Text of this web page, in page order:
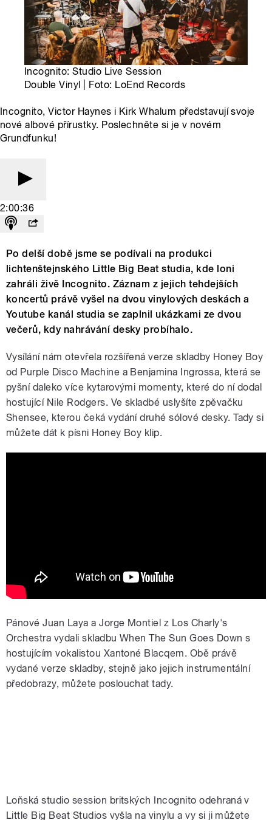
Incognito: Studio Live Session
Double Vinyl | Foto: LoEnd Records
Incognito, Victor Haynes i Kirk Whalum představují svoje
nové albové přírustky. Poslechněte si je v novém
Grundfunku!
2:00:36
Po delší době jsme se podívali na produkci
lichtenštejnského Little Big Beat studia, kde loni
zahráli živě Incognito. Záznam z jejich tehdejších
koncertů právě vyšel na dvou vinylových deskách a
Youtube kanál studia se zaplnil ukázkami ze dvou
večerů, kdy nahrávání desky probíhalo.
Vysílání nám otevřela rozšířená verze skladby Honey Boy
od Purple Disco Machine a Benjamina Ingrossa, která se
pyšní daleko více kytarovými momenty, které do ní dodal
hostující Nile Rodgers. Ve skladbé uslyšíte zpěvačku
Shensee, kterou čeká vydání druhé sólové desky. Tady si
můžete dát k písni Honey Boy klip.
Pánové Juan Laya a Jorge Montiel z Los Charly's
Orchestra vydali skladbu When The Sun Goes Down s
hostujícím vokalistou Xantoné Blacqem. Obě právě
vydané verze skladby, stejně jako jejich instrumentální
předobrazy, můžete poslouchat tady.
Loňská studio session britských Incognito odehraná v
Little Big Beat Studios vyšla na vinylu a vy si ji můžete